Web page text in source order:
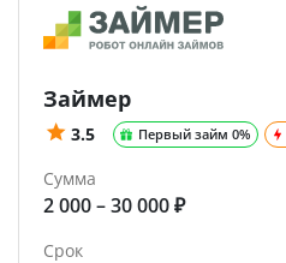
Займер
3.5 Первый займ 0%
Сумма
2 000 – 30 000 ₽
Срок